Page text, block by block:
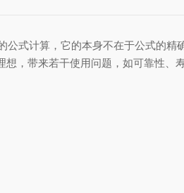
计算，它的本身不在于公式的精
，带来若干使用问题，如可靠性、